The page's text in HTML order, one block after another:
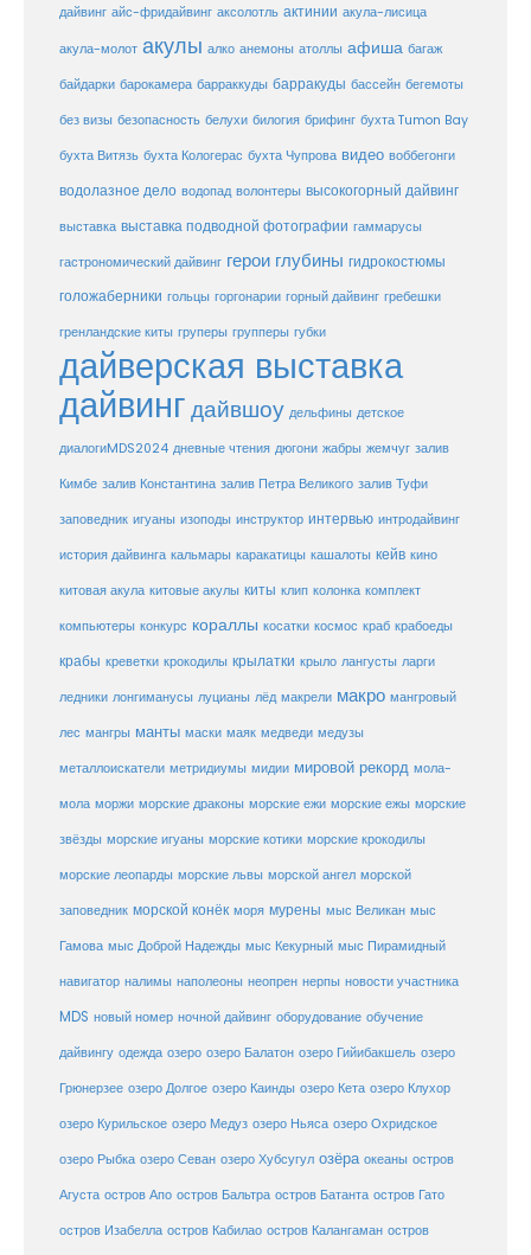
дайвинг айс-фридайвинг аксолотль актинии акула-лисица
акула-молот акулы алко анемоны атоллы афиша багаж
байдарки барокамера барраккуды барракуды бассейн бегемоты
без визы безопасность белухи билогия брифинг бухта Tumon Bay
бухта Витязь бухта Кологерас бухта Чупрова видео воббегонги
водолазное дело водопад волонтеры высокогорный дайвинг
выставка выставка подводной фотографии гаммарусы
гастрономический дайвинг герои глубины гидрокостюмы
голожаберники гольцы горгонарии горный дайвинг гребешки
гренландские киты груперы групперы губки
дайверская выставка
дайвингдайвшоу дельфины детское
диалогиMDS2024 дневные чтения дюгони жабры жемчуг залив
Кимбе залив Константина залив Петра Великого залив Туфи
заповедник игуаны изоподы инструктор интервью интродайвинг
история дайвинга кальмары каракатицы кашалоты кейв кино
китовая акула китовые акулы киты клип колонка комплект
компьютеры конкурс кораллы косатки космос краб крабоеды
крабы креветки крокодилы крылатки крыло лангусты ларги
ледники лонгиманусы луцианы лёд макрели макро мангровый
лес мангры манты маски маяк медведи медузы
металлоискатели метридиумы мидии мировой рекорд мола-
мола моржи морские драконы морские ежи морские ежы морские
звёзды морские игуаны морские котики морские крокодилы
морские леопарды морские львы морской ангел морской
заповедник морской конёк моря мурены мыс Великан мыс
Гамова мыс Доброй Надежды мыс Кекурный мыс Пирамидный
навигатор налимы наполеоны неопрен нерпы новости участника
MDS новый номер ночной дайвинг оборудование обучение
дайвингу одежда озеро озеро Балатон озеро Гийибакшель озеро
Грюнерзее озеро Долгое озеро Каинды озеро Кета озеро Клухор
озеро Курильское озеро Медуз озеро Ньяса озеро Охридское
озеро Рыбка озеро Севан озеро Хубсугул озёра океаны остров
Агуста остров Апо остров Бальтра остров Батанта остров Гато
остров Изабелла остров Кабилао остров Калангаман остров